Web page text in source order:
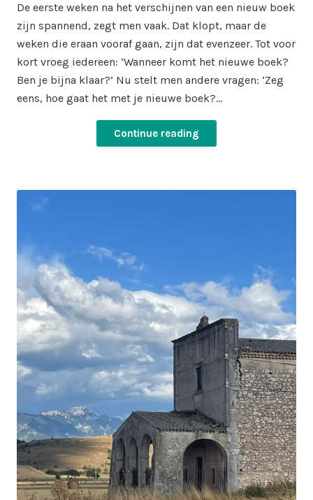
De eerste weken na het verschijnen van een nieuw boek
zijn spannend, zegt men vaak. Dat klopt, maar de
weken die eraan vooraf gaan, zijn dat evenzeer. Tot voor
kort vroeg iedereen: ‘Wanneer komt het nieuwe boek?
Ben je bijna klaar?’ Nu stelt men andere vragen: ‘Zeg
eens, hoe gaat het met je nieuwe boek?…
Continue reading